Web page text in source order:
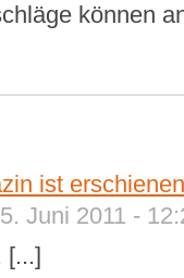
können
ist
Juni 2011 -
[...]